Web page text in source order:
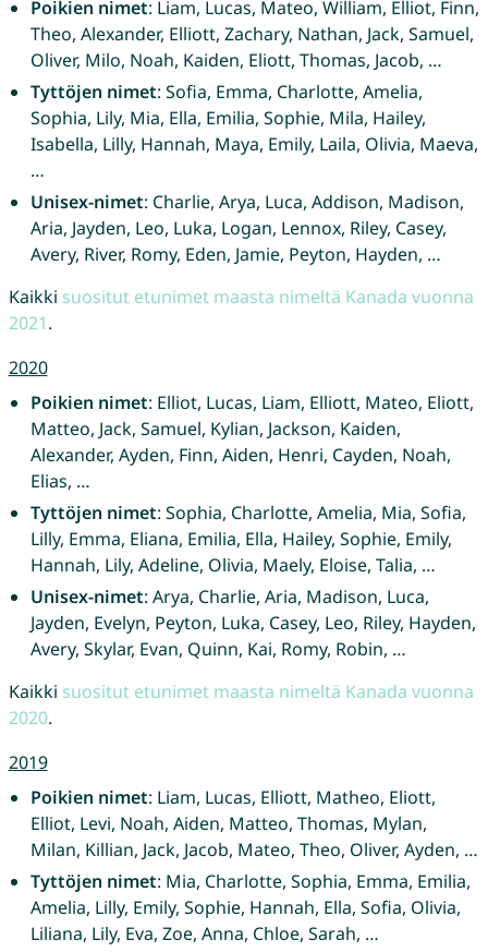
Poikien nimet: Liam, Lucas, Mateo, William, Elliot, Finn,
Theo, Alexander, Elliott, Zachary, Nathan, Jack, Samuel,
Oliver, Milo, Noah, Kaiden, Eliott, Thomas, Jacob, …
Tyttöjen nimet: Sofia, Emma, Charlotte, Amelia,
Sophia, Lily, Mia, Ella, Emilia, Sophie, Mila, Hailey,
Isabella, Lilly, Hannah, Maya, Emily, Laila, Olivia, Maeva,
…
Unisex-nimet: Charlie, Arya, Luca, Addison, Madison,
Aria, Jayden, Leo, Luka, Logan, Lennox, Riley, Casey,
Avery, River, Romy, Eden, Jamie, Peyton, Hayden, …
Kaikki suositut etunimet maasta nimeltä Kanada vuonna
2021.
2020
Poikien nimet: Elliot, Lucas, Liam, Elliott, Mateo, Eliott,
Matteo, Jack, Samuel, Kylian, Jackson, Kaiden,
Alexander, Ayden, Finn, Aiden, Henri, Cayden, Noah,
Elias, …
Tyttöjen nimet: Sophia, Charlotte, Amelia, Mia, Sofia,
Lilly, Emma, Eliana, Emilia, Ella, Hailey, Sophie, Emily,
Hannah, Lily, Adeline, Olivia, Maely, Eloise, Talia, …
Unisex-nimet: Arya, Charlie, Aria, Madison, Luca,
Jayden, Evelyn, Peyton, Luka, Casey, Leo, Riley, Hayden,
Avery, Skylar, Evan, Quinn, Kai, Romy, Robin, …
Kaikki suositut etunimet maasta nimeltä Kanada vuonna
2020.
2019
Poikien nimet: Liam, Lucas, Elliott, Matheo, Eliott,
Elliot, Levi, Noah, Aiden, Matteo, Thomas, Mylan,
Milan, Killian, Jack, Jacob, Mateo, Theo, Oliver, Ayden, …
Tyttöjen nimet: Mia, Charlotte, Sophia, Emma, Emilia,
Amelia, Lilly, Emily, Sophie, Hannah, Ella, Sofia, Olivia,
Liliana, Lily, Eva, Zoe, Anna, Chloe, Sarah, …